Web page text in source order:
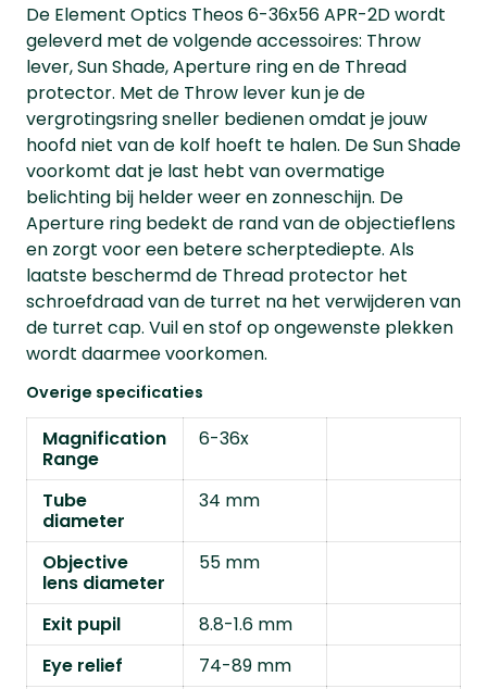
De Element Optics Theos 6-36x56 APR-2D wordt
geleverd met de volgende accessoires: Throw
lever, Sun Shade, Aperture ring en de Thread
protector. Met de Throw lever kun je de
vergrotingsring sneller bedienen omdat je jouw
hoofd niet van de kolf hoeft te halen. De Sun Shade
voorkomt dat je last hebt van overmatige
belichting bij helder weer en zonneschijn. De
Aperture ring bedekt de rand van de objectieflens
en zorgt voor een betere scherptediepte. Als
laatste beschermd de Thread protector het
schroefdraad van de turret na het verwijderen van
de turret cap. Vuil en stof op ongewenste plekken
wordt daarmee voorkomen.
Overige specificaties
Magnification
Range
6-36x
Tube
diameter
34 mm
Objective
lens diameter
55 mm
Exit pupil
8.8-1.6 mm
Eye relief
74-89 mm